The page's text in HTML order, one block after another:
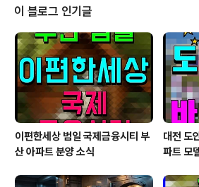
서는 등 대대적인 수습에 나섰습니다. 시장 초토화:
에서 50개로…역대 최저 영업이익률 지난 9월 8일 일
아사히신문 등 외신 보도에 따르면, 중국 내 전기차를
한 신에너지 자동차 제조업체 수는 2020년 500여
서 올해 50개 수준으로 급감하여 무려 10분의 1 토막
습니다. 과..
이 블로그 인기글
이편한세상 범일 국제금융시티 부
산 아파트 분양 소식
대전 도
파트 모